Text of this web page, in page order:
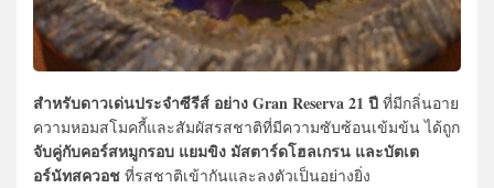
สำหรับดาวเด่นประจำซีรีส์ อย่าง Gran Reserva 21 ปี ที่มีกลิ่นอาย
ความหอมสโมคกี้และสัมผัสรสชาติที่มีความซับซ้อนเข้มข้น ได้ถูก
จับคู่กับคอร์สหมูกรอบ แยมขิง มัสตาร์ดโฮลเกรน และบัตเต
อร์นัทสควอช ที่รสชาติเข้ากันและลงตัวเป็นอย่างยิ่ง